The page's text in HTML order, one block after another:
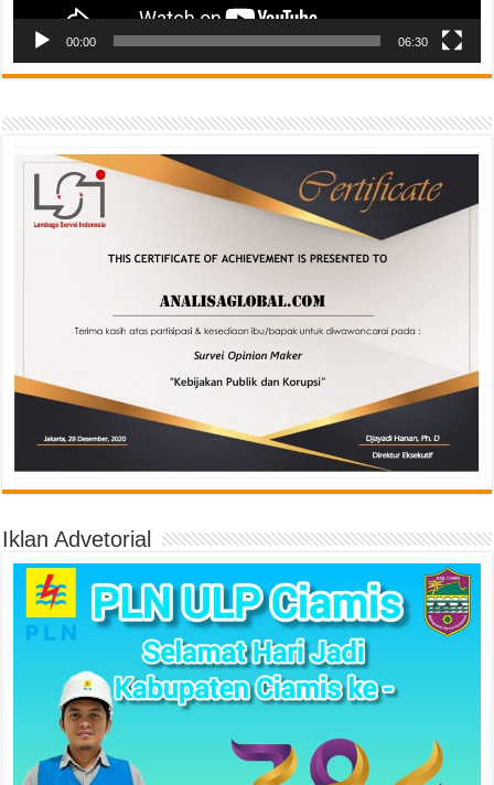
00:00 06:30
Iklan Advetorial